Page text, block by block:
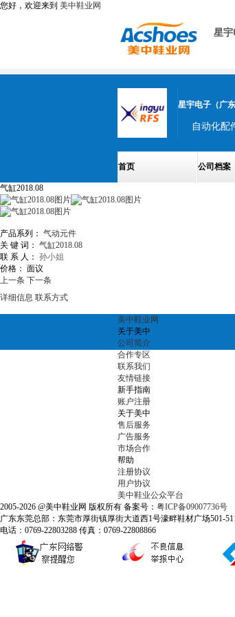
您好，欢迎来到 美中鞋业网
星宇
星宇电子（广
首页 公司档案
气缸2018.08
产品系列： 气动元件
关 键 词： 气缸2018.08
联 系 人： 孙小姐
价格： 面议
上一条 下一条
详细信息 联系方式
美中鞋业网
关于美中
公司简介
合作专区
联系我们
友情链接
新手指南
账户注册
关于美中
售后服务
广告服务
市场合作
帮助
注册协议
用户协议
美中鞋业公众平台
2005-2026 @美中鞋业网 版权所有 备案号： 粤ICP备09007736号
广东东莞总部：东莞市厚街镇厚街大道西1号濠畔鞋材广场501-
电话：0769-22803288 传真：0769-22808866